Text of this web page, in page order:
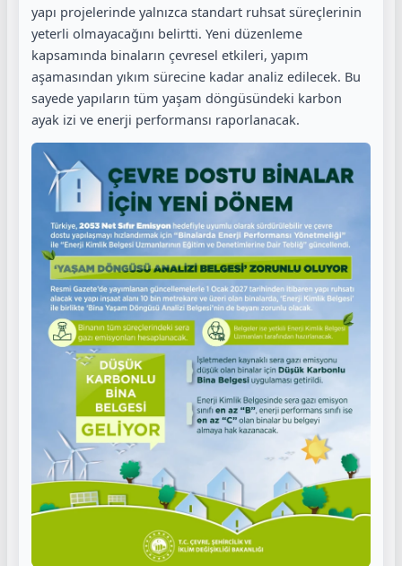
yapı projelerinde yalnızca standart ruhsat süreçlerinin
yeterli olmayacağını belirtti. Yeni düzenleme
kapsamında binaların çevresel etkileri, yapım
aşamasından yıkım sürecine kadar analiz edilecek. Bu
sayede yapıların tüm yaşam döngüsündeki karbon
ayak izi ve enerji performansı raporlanacak.